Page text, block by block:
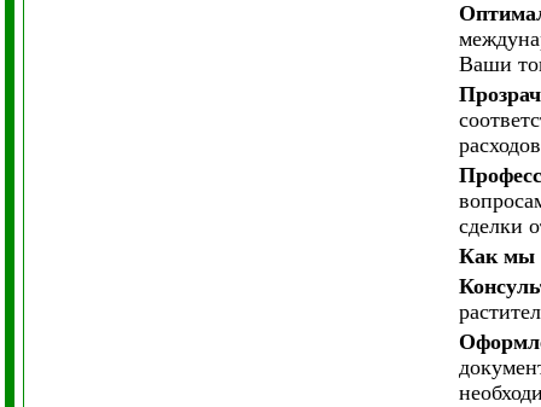
Ваши
сделки
Как мы